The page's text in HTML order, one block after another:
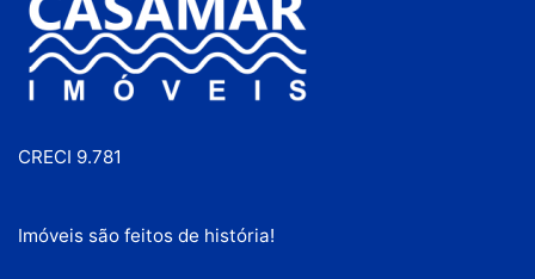
CRECI 9.781
Imóveis são feitos de história!